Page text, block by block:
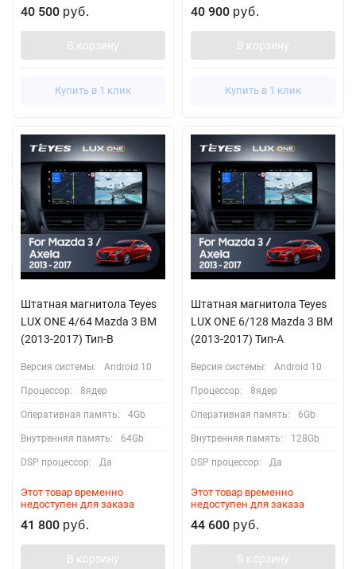
40 500 руб.
В корзину
Купить в 1 клик
40 900 руб.
В корзину
Купить в 1 клик
Штатная магнитола Teyes
LUX ONE 4/64 Mazda 3 BM
(2013-2017) Тип-B
Версия системы: Android 10
Процессор: 8ядер
Оперативная память: 4Gb
Внутренняя память: 64Gb
DSP процессор: Да
Этот товар временно
недоступен для заказа
41 800 руб.
В корзину
Штатная магнитола Teyes
LUX ONE 6/128 Mazda 3 BM
(2013-2017) Тип-A
Версия системы: Android 10
Процессор: 8ядер
Оперативная память: 6Gb
Внутренняя память: 128Gb
DSP процессор: Да
Этот товар временно
недоступен для заказа
44 600 руб.
В корзину